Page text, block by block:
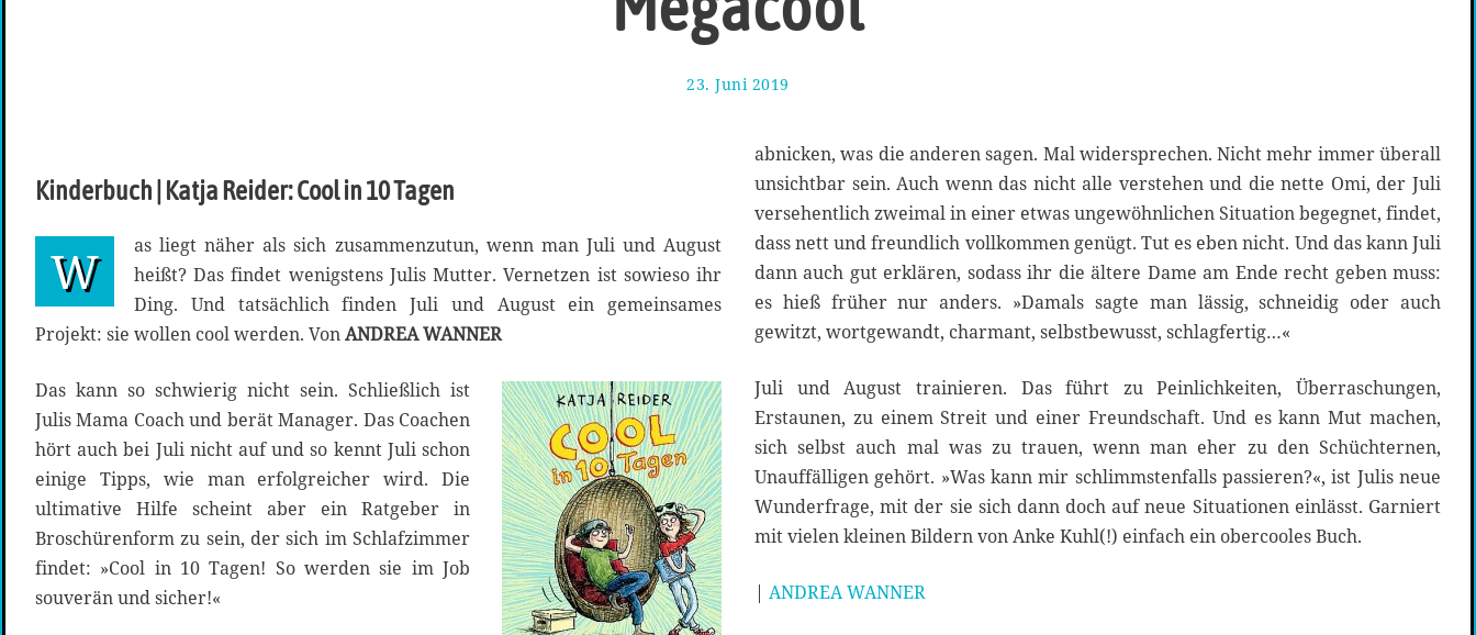
23. Juni 2019
J
u
n
i
2
1
9
Kinderbuch | Katja Reider: Cool in 10 Tagen
W
as liegt näher als sich zusammenzutun, wenn man Juli und August
heißt? Das findet wenigstens Julis Mutter. Vernetzen ist sowieso ihr
Ding. Und tatsächlich finden Juli und August ein gemeinsames
Projekt: sie wollen cool werden. VonANDREA WANNER
Das kann so schwierig nicht sein. Schließlich ist
Julis Mama Coach und berät Manager. Das Coachen
hört auch bei Juli nicht auf und so kennt Juli schon
einige Tipps, wie man erfolgreicher wird. Die
ultimative Hilfe scheint aber ein Ratgeber in
Broschürenform zu sein, der sich im Schlafzimmer
findet: »Cool in 10 Tagen! So werden sie im Job
souverän und sicher!«
abnicken, was die anderen sagen. Mal widersprechen. Nicht mehr immer überall
unsichtbar sein. Auch wenn das nicht alle verstehen und die nette Omi, der Juli
versehentlich zweimal in einer etwas ungewöhnlichen Situation begegnet, findet,
dass nett und freundlich vollkommen genügt. Tut es eben nicht. Und das kann Juli
dann auch gut erklären, sodass ihr die ältere Dame am Ende recht geben muss:
es hieß früher nur anders. »Damals sagte man lässig, schneidig oder auch
gewitzt, wortgewandt, charmant, selbstbewusst, schlagfertig…«
Juli und August trainieren. Das führt zu Peinlichkeiten, Überraschungen,
Erstaunen, zu einem Streit und einer Freundschaft. Und es kann Mut machen,
sich selbst auch mal was zu trauen, wenn man eher zu den Schüchternen,
Unauffälligen gehört. »Was kann mir schlimmstenfalls passieren?«, ist Julis neue
Wunderfrage, mit der sie sich dann doch auf neue Situationen einlässt. Garniert
mit vielen kleinen Bildern von Anke Kuhl(!) einfach ein obercooles Buch.
| ANDREA WANNER